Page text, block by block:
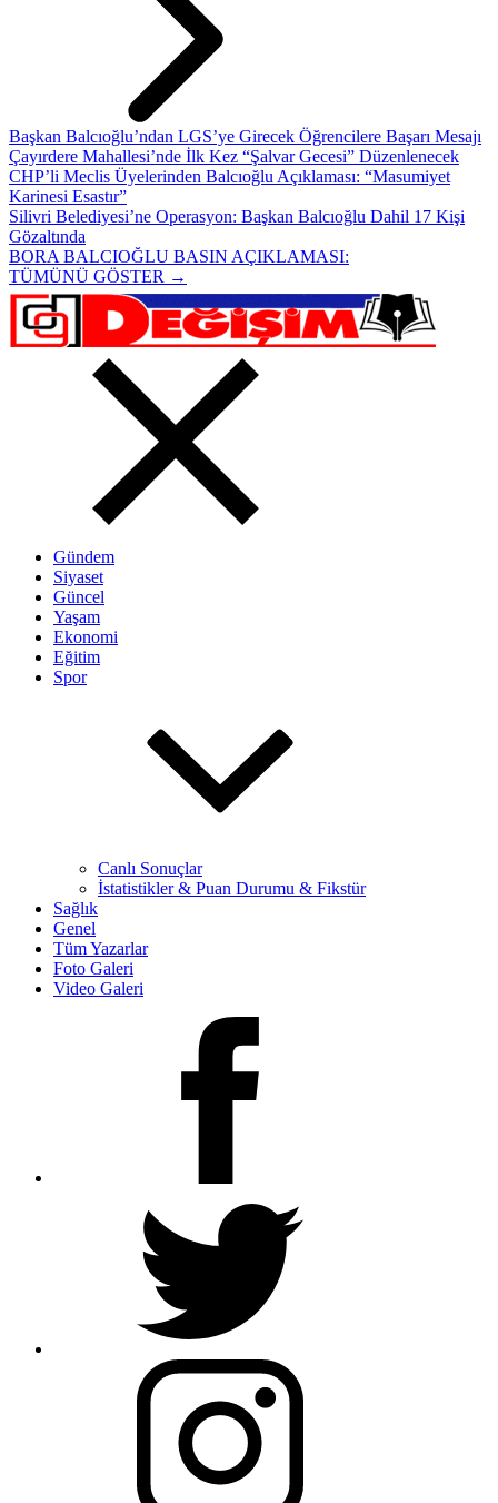
Başkan Balcıoğlu’ndan LGS’ye Girecek Öğrencilere Başarı Mesajı
Çayırdere Mahallesi’nde İlk Kez “Şalvar Gecesi” Düzenlenecek
CHP’li Meclis Üyelerinden Balcıoğlu Açıklaması: “Masumiyet
Karinesi Esastır”
Silivri Belediyesi’ne Operasyon: Başkan Balcıoğlu Dahil 17 Kişi
Gözaltında
BORA BALCIOĞLU BASIN AÇIKLAMASI:
TÜMÜNÜ GÖSTER →
Gündem
Siyaset
Güncel
Yaşam
Ekonomi
Eğitim
Spor
Canlı Sonuçlar
İstatistikler & Puan Durumu & Fikstür
Sağlık
Genel
Tüm Yazarlar
Foto Galeri
Video Galeri